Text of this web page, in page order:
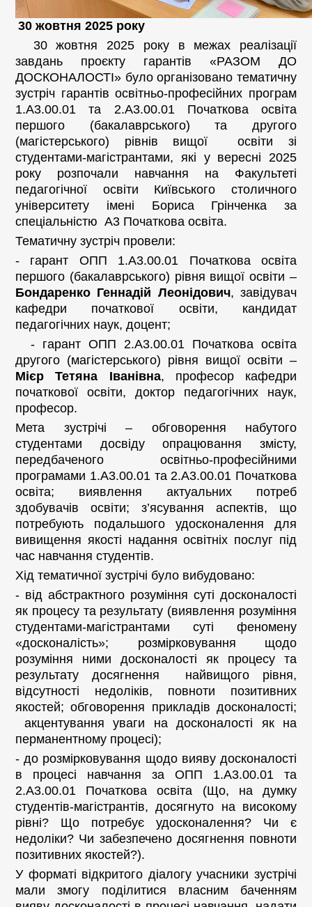
30 жовтня 2025 року
30 жовтня 2025 року в межах реалізації
завдань проєкту гарантів «РАЗОМ ДО
ДОСКОНАЛОСТІ» було організовано тематичну
зустріч гарантів освітньо-професійних програм
1.А3.00.01 та 2.А3.00.01 Початкова освіта
першого (бакалаврського) та другого
(магістерського) рівнів вищої освіти зі
студентами-магістрантами, які у вересні 2025
року розпочали навчання на Факультеті
педагогічної освіти Київського столичного
університету імені Бориса Грінченка за
спеціальністю А3 Початкова освіта.
Тематичну зустріч провели:
- гарант ОПП 1.А3.00.01 Початкова освіта
першого (бакалаврського) рівня вищої освіти –
Бондаренко Геннадій Леонідович, завідувач
кафедри початкової освіти, кандидат
педагогічних наук, доцент;
- гарант ОПП 2.А3.00.01 Початкова освіта
другого (магістерського) рівня вищої освіти –
Мієр Тетяна Іванівна, професор кафедри
початкової освіти, доктор педагогічних наук,
професор.
Мета зустрічі – обговорення набутого
студентами досвіду опрацювання змісту,
передбаченого освітньо-професійними
програмами 1.А3.00.01 та 2.А3.00.01 Початкова
освіта; виявлення актуальних потреб
здобувачів освіти; з’ясування аспектів, що
потребують подальшого удосконалення для
вивищення якості надання освітніх послуг під
час навчання студентів.
Хід тематичної зустрічі було вибудовано:
- від абстрактного розуміння суті досконалості
як процесу та результату (виявлення розуміння
студентами-магістрантами суті феномену
«досконалість»; розмірковування щодо
розуміння ними досконалості як процесу та
результату досягнення найвищого рівня,
відсутності недоліків, повноти позитивних
якостей; обговорення прикладів досконалості;
акцентування уваги на досконалості як на
перманентному процесі);
- до розмірковування щодо вияву досконалості
в процесі навчання за ОПП 1.А3.00.01 та
2.А3.00.01 Початкова освіта (Що, на думку
студентів-магістрантів, досягнуто на високому
рівні? Що потребує удосконалення? Чи є
недоліки? Чи забезпечено досягнення повноти
позитивних якостей?).
У форматі відкритого діалогу учасники зустрічі
мали змогу поділитися власним баченням